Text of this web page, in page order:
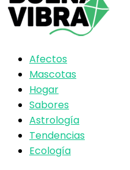
Afectos
Mascotas
Hogar
Sabores
Astrología
Tendencias
Ecología